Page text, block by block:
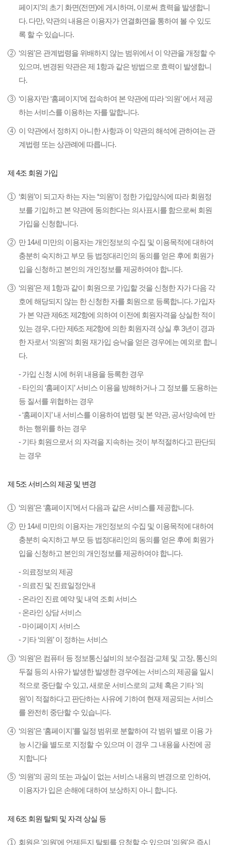
페이지’의 초기 화면(전면)에 게시하며, 이로써 효력을 발생합니
다. 다만, 약관의 내용은 이용자가 연결화면을 통하여 볼 수 있도
록 할 수 있습니다.
‘의원’은 관계법령을 위배하지 않는 범위에서 이 약관을 개정할 수
있으며, 변경된 약관은 제 1항과 같은 방법으로 효력이 발생합니
다.
‘이용자’란 ‘홈페이지’에 접속하여 본 약관에 따라 ‘의원’ 에서 제공
하는 서비스를 이용하는 자를 말합니다.
이 약관에서 정하지 아니한 사항과 이 약관의 해석에 관하여는 관
계법령 또는 상관례에 따릅니다.
제 4조 회원 가입
‘회원’이 되고자 하는 자는 ‘‘의원’이 정한 가입양식에 따라 회원정
보를 기입하고 본 약관에 동의한다는 의사표시를 함으로써 회원
가입을 신청합니다.
만 14세 미만의 이용자는 개인정보의 수집 및 이용목적에 대하여
충분히 숙지하고 부모 등 법정대리인의 동의를 얻은 후에 회원가
입을 신청하고 본인의 개인정보를 제공하여야 합니다.
‘의원’은 제 1항과 같이 회원으로 가입할 것을 신청한 자가 다음 각
호에 해당되지 않는 한 신청한 자를 회원으로 등록합니다. 가입자
가 본 약관 제6조 제2항에 의하여 이전에 회원자격을 상실한 적이
있는 경우, 다만 제6조 제2항에 의한 회원자격 상실 후 3년이 경과
한 자로서 ‘의원’의 회원 재가입 승낙을 얻은 경우에는 예외로 합니
다.
- 가입 신청 시에 허위 내용을 등록한 경우
- 타인의 ‘홈페이지’ 서비스 이용을 방해하거나 그 정보를 도용하는
등 질서를 위협하는 경우
- ‘홈페이지’ 내 서비스를 이용하여 법령 및 본 약관, 공서양속에 반
하는 행위를 하는 경우
- 기타 회원으로서 의 자격을 지속하는 것이 부적절하다고 판단되
는 경우
제 5조 서비스의 제공 및 변경
‘의원’은 ‘홈페이지’에서 다음과 같은 서비스를 제공합니다.
만 14세 미만의 이용자는 개인정보의 수집 및 이용목적에 대하여
충분히 숙지하고 부모 등 법정대리인의 동의를 얻은 후에 회원가
입을 신청하고 본인의 개인정보를 제공하여야 합니다.
- 의료정보의 제공
- 의료진 및 진료일정안내
- 온라인 진료 예약 및 내역 조회 서비스
- 온라인 상담 서비스
- 마이페이지 서비스
- 기타 ‘의원’ 이 정하는 서비스
‘의원’은 컴퓨터 등 정보통신설비의 보수점검∙교체 및 고장, 통신의
두절 등의 사유가 발생한 발생한 경우에는 서비스의 제공을 일시
적으로 중단할 수 있고, 새로운 서비스로의 교체 혹은 기타 ‘의
원’이 적절하다고 판단하는 사유에 기하여 현재 제공되는 서비스
를 완전히 중단할 수 있습니다.
‘의원’은 ‘홈페이지’를 일정 범위로 분할하여 각 범위 별로 이용 가
능 시간을 별도로 지정할 수 있으며 이 경우 그 내용을 사전에 공
지합니다
‘의원’의 공의 또는 과실이 없는 서비스 내용의 변경으로 인하여,
이용자가 입은 손해에 대하여 보상하지 아니 합니다.
제 6조 회원 탈퇴 및 자격 상실 등
회원은 '의원'에 언제든지 탈퇴를 요청할 수 있으며 '의원'은 즉시